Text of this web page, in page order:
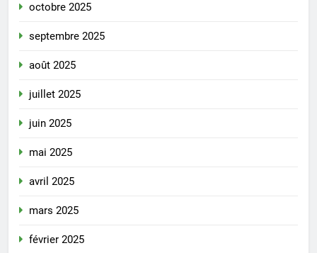
octobre 2025
septembre 2025
août 2025
juillet 2025
juin 2025
mai 2025
avril 2025
mars 2025
février 2025